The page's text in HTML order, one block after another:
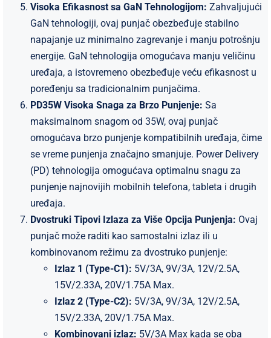
Visoka Efikasnost sa GaN Tehnologijom: Zahvaljujući
GaN tehnologiji, ovaj punjač obezbeđuje stabilno
napajanje uz minimalno zagrevanje i manju potrošnju
energije. GaN tehnologija omogućava manju veličinu
uređaja, a istovremeno obezbeđuje veću efikasnost u
poređenju sa tradicionalnim punjačima.
PD35W Visoka Snaga za Brzo Punjenje: Sa
maksimalnom snagom od 35W, ovaj punjač
omogućava brzo punjenje kompatibilnih uređaja, čime
se vreme punjenja značajno smanjuje. Power Delivery
(PD) tehnologija omogućava optimalnu snagu za
punjenje najnovijih mobilnih telefona, tableta i drugih
uređaja.
Dvostruki Tipovi Izlaza za Više Opcija Punjenja: Ovaj
punjač može raditi kao samostalni izlaz ili u
kombinovanom režimu za dvostruko punjenje:
Izlaz 1 (Type-C1): 5V/3A, 9V/3A, 12V/2.5A,
15V/2.33A, 20V/1.75A Max.
Izlaz 2 (Type-C2): 5V/3A, 9V/3A, 12V/2.5A,
15V/2.33A, 20V/1.75A Max.
Kombinovani izlaz: 5V/3A Max kada se oba